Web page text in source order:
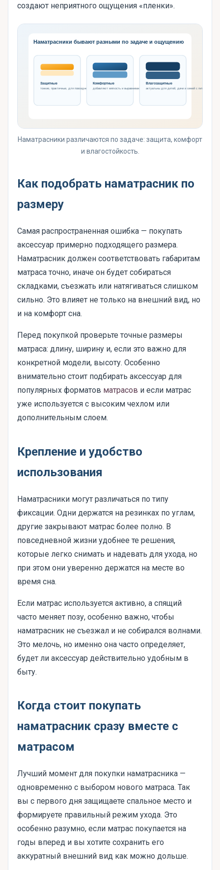
создают неприятного ощущения «пленки».
Наматрасники различаются по задаче: защита, комфорт
и влагостойкость.
Как подобрать наматрасник по
размеру
Самая распространенная ошибка — покупать
аксессуар примерно подходящего размера.
Наматрасник должен соответствовать габаритам
матраса точно, иначе он будет собираться
складками, съезжать или натягиваться слишком
сильно. Это влияет не только на внешний вид, но
и на комфорт сна.
Перед покупкой проверьте точные размеры
матраса: длину, ширину и, если это важно для
конкретной модели, высоту. Особенно
внимательно стоит подбирать аксессуар для
популярных форматов матрасов и если матрас
уже используется с высоким чехлом или
дополнительным слоем.
Крепление и удобство
использования
Наматрасники могут различаться по типу
фиксации. Одни держатся на резинках по углам,
другие закрывают матрас более полно. В
повседневной жизни удобнее те решения,
которые легко снимать и надевать для ухода, но
при этом они уверенно держатся на месте во
время сна.
Если матрас используется активно, а спящий
часто меняет позу, особенно важно, чтобы
наматрасник не съезжал и не собирался волнами.
Это мелочь, но именно она часто определяет,
будет ли аксессуар действительно удобным в
быту.
Когда стоит покупать
наматрасник сразу вместе с
матрасом
Лучший момент для покупки наматрасника —
одновременно с выбором нового матраса. Так
вы с первого дня защищаете спальное место и
формируете правильный режим ухода. Это
особенно разумно, если матрас покупается на
годы вперед и вы хотите сохранить его
аккуратный внешний вид как можно дольше.